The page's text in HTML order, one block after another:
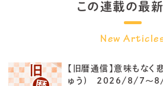
この連載の最
【旧暦通信】意味もなく
ゅう) 2026/8/7～8/